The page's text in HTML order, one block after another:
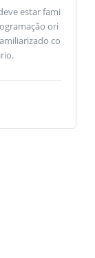
estar fami
ori
co